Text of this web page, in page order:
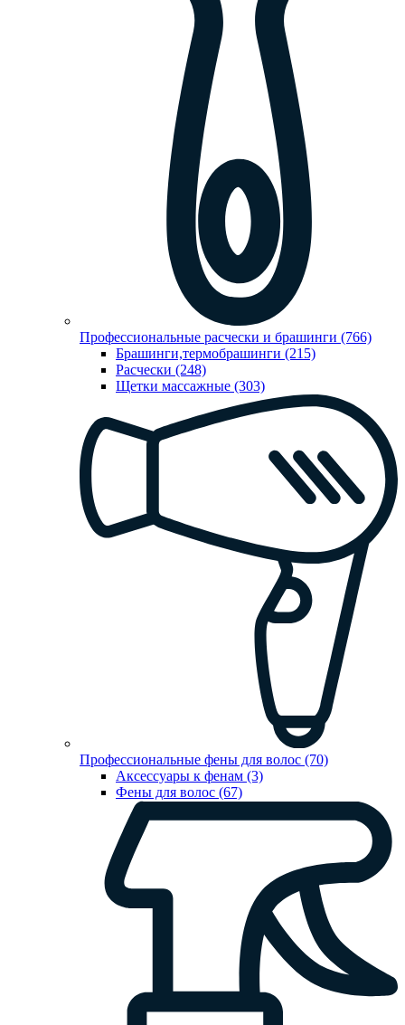
Профессиональные расчески и брашинги (766)
Брашинги,термобрашинги (215)
Расчески (248)
Щетки массажные (303)
Профессиональные фены для волос (70)
Аксессуары к фенам (3)
Фены для волос (67)